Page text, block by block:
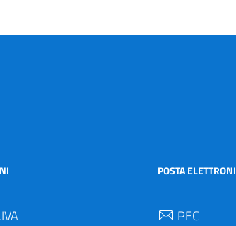
POSTA
PEC